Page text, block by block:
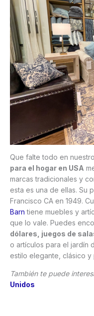
Que falte todo en
para el hogar en USA
marcas tradicionales y
esta es una de ellas. Su
Francisco CA en 1949.
Barn tiene muebles y
que lo vale. Puedes
dólares, juegos de
o artículos para el jardín
estilo elegante, clásico
También te puede
Unidos